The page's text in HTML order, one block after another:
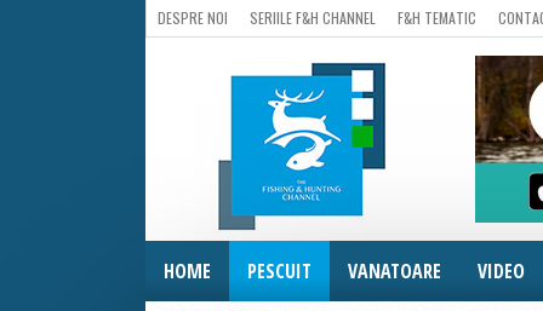
DESPRE NOI SERIILE F&H CHANNEL F&H TEMATIC
HOME PESCUIT VANATOARE VIDEO